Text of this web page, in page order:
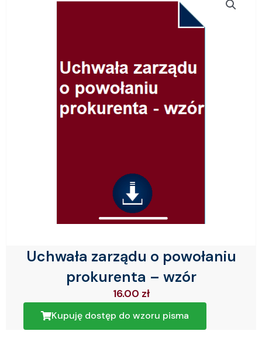
Uchwała zarządu o powołaniu
prokurenta – wzór
16.00 zł
Kupuję dostęp do wzoru pisma